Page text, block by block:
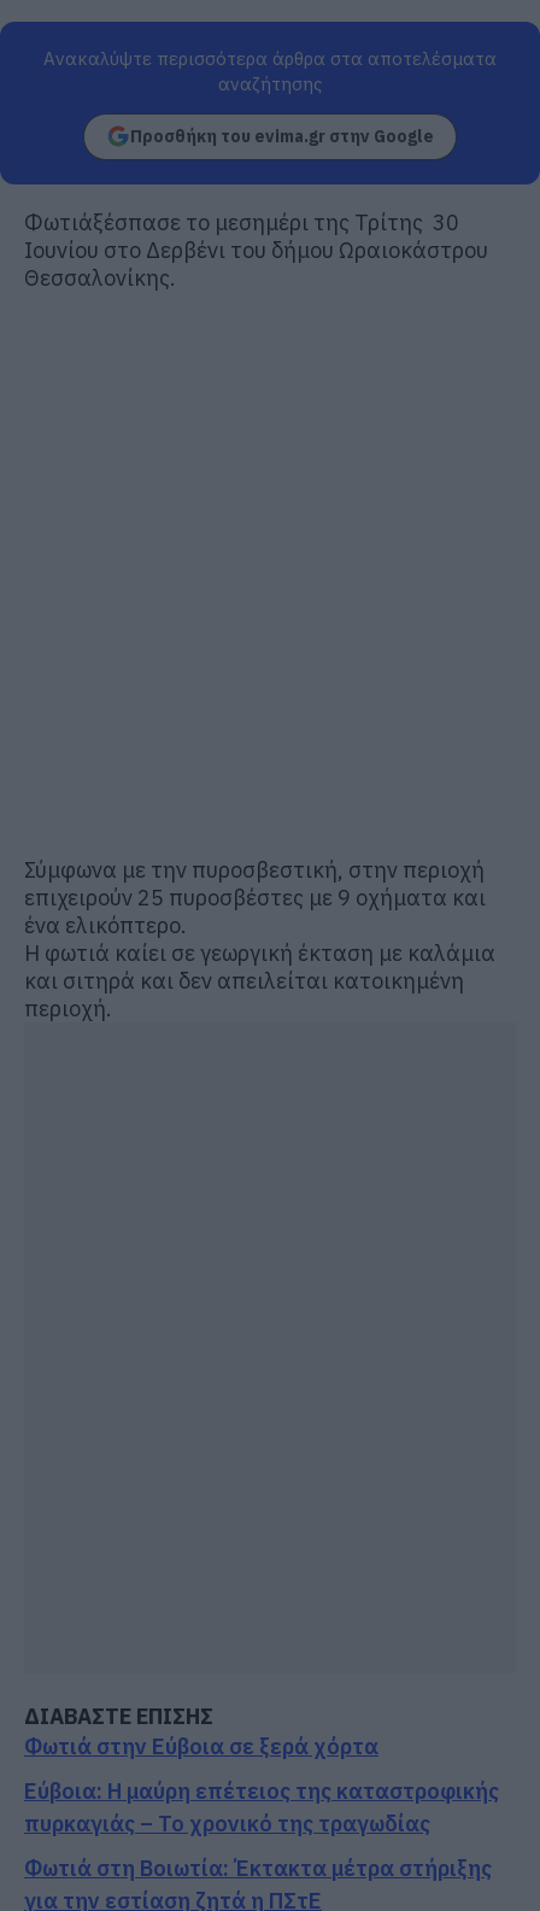
Ανακαλύψτε περισσότερα άρθρα στα αποτελέσματα
αναζήτησης
Προσθήκη του evima.gr στην Google
Φωτιάξέσπασε το μεσημέρι της Τρίτης 30
Ιουνίου στο Δερβένι του δήμου Ωραιοκάστρου
Θεσσαλονίκης.
Σύμφωνα με την πυροσβεστική, στην περιοχή
επιχειρούν 25 πυροσβέστες με 9 οχήματα και
ένα ελικόπτερο.
Η φωτιά καίει σε γεωργική έκταση με καλάμια
και σιτηρά και δεν απειλείται κατοικημένη
περιοχή.
ΔΙΑΒΑΣΤΕ ΕΠΙΣΗΣ
Φωτιά στην Εύβοια σε ξερά χόρτα
Εύβοια: Η μαύρη επέτειος της καταστροφικής
πυρκαγιάς – Το χρονικό της τραγωδίας
Φωτιά στη Βοιωτία: Έκτακτα μέτρα στήριξης
για την εστίαση ζητά η ΠΣτΕ